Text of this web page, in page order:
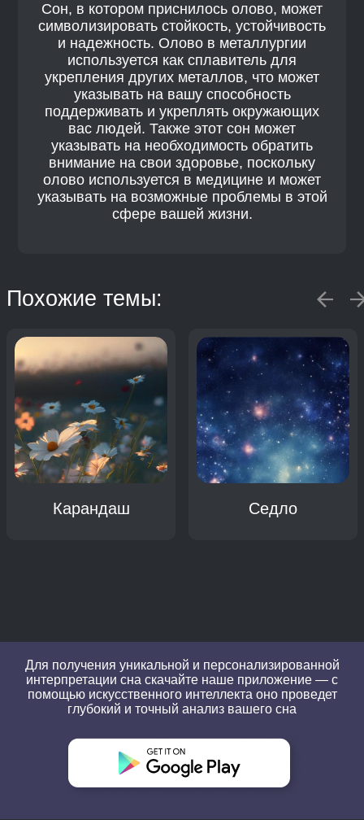
Сон, в котором приснилось олово, может
символизировать стойкость, устойчивость
и надежность. Олово в металлургии
используется как сплавитель для
укрепления других металлов, что может
указывать на вашу способность
поддерживать и укреплять окружающих
вас людей. Также этот сон может
указывать на необходимость обратить
внимание на свои здоровье, поскольку
олово используется в медицине и может
указывать на возможные проблемы в этой
сфере вашей жизни.
Похожие темы:
Карандаш Седло
Для получения уникальной и персонализированной
интерпретации сна скачайте наше приложение — с
помощью искусственного интеллекта оно проведет
глубокий и точный анализ вашего сна